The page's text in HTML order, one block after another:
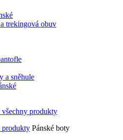
trekingová obuv
a sněhule
produkty Pánské boty